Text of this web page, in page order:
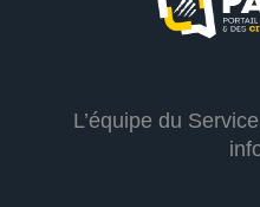
L’équipe du